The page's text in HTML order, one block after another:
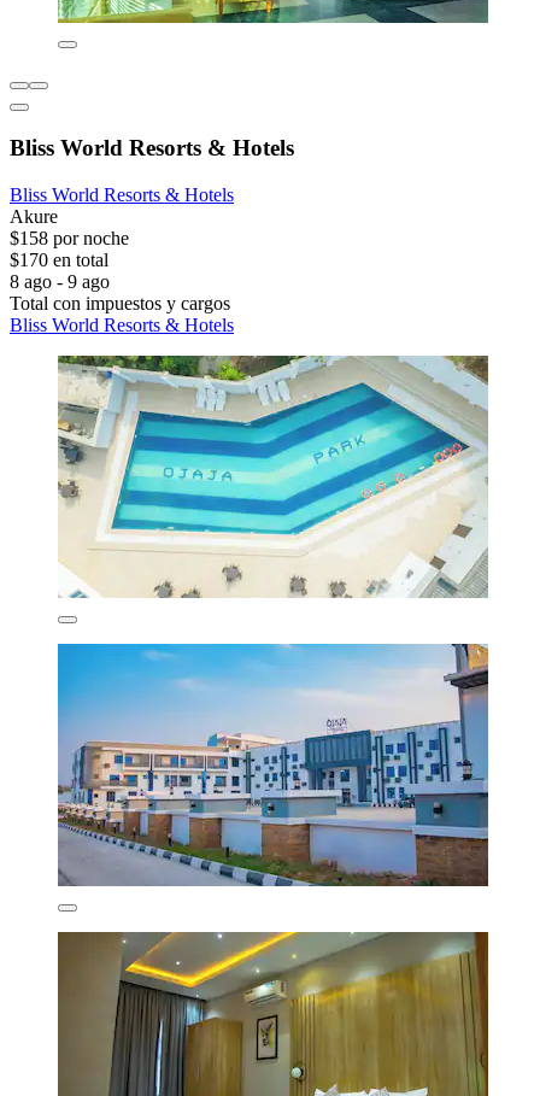
Bliss World Resorts & Hotels
Bliss World Resorts & Hotels
Akure
$158 por noche
$170 en total
8 ago - 9 ago
Total con impuestos y cargos
Bliss World Resorts & Hotels